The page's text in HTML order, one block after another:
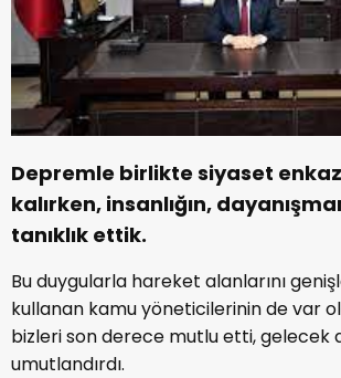
Depremle birlikte siyaset
kalırken, insanlığın,
tanıklık ettik.
Bu duygularla hareket alanlarını
kullanan kamu yöneticilerinin de var
bizleri son derece mutlu etti, gelecek
umutlandırdı.